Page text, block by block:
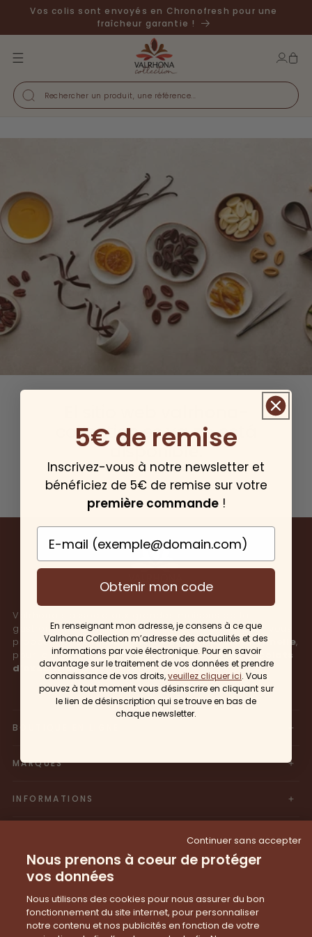
Vos colis sont envoyés en Chronofresh pour une
fraîcheur garantie !
connecter
Rechercher un produit, une référence...
collection.es ya no está
disponible.
Valrhona s'associe aux grandes maisons de la
gastronomie comme Norohy, Sosa et Pariani, pour vous
proposer des ingrédients de qualité professionnelle,
pour la pâtisserie à la maison ainsi que deschocolats
d’exception à déguster ou à offrir. ​
BOUTIQUE EN LIGNE
MARQUES
INFORMATIONS
Abonnez-vous pour recevoir des mises à jour, accéder
à des offres exclusives, et plus encore.
E-mail
(exemple@domaine.com)
S'INSCRIRE
5€ de remise
Inscrivez-vous à notre newsletter et
bénéficiez de 5€ de remise sur votre
première commande!
E-mail
Obtenir mon code
En renseignant mon adresse, je consens à ce que
Valrhona Collection m’adresse des actualités et des
informations par voie électronique. Pour en savoir
davantage sur le traitement de vos données et prendre
connaissance de vos droits,veuillez cliquer ici. Vous
pouvez à tout moment vous désinscrire en cliquant sur
le lien de désinscription qui se trouve en bas de
chaque newsletter.
Nous prenons à coeur de protéger
vos données
Nous utilisons des cookies pour nous assurer du bon
fonctionnement du site internet, pour personnaliser
notre contenu et nos publicités en fonction de votre
Continuer sans accepter